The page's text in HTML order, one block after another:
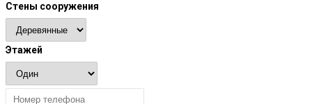
Стены сооружения
Этажей